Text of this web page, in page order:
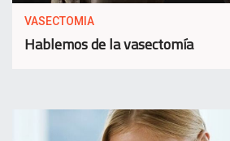
VASECTOMIA
Hablemos de la vasectomía